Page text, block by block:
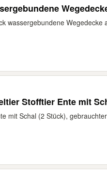
wassergebundene
Stofftier Ente mit
mit Schal (2 Stück),